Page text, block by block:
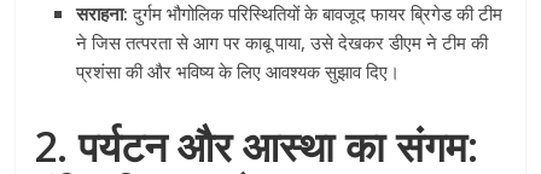
सराहना: दुर्गम भौगोलिक परिस्थितियों के बावजूद फायर ब्रिगेड की टीम
ने जिस तत्परता से आग पर काबू पाया, उसे देखकर डीएम ने टीम की
प्रशंसा की और भविष्य के लिए आवश्यक सुझाव दिए।
2. पर्यटन और आस्था का संगम: